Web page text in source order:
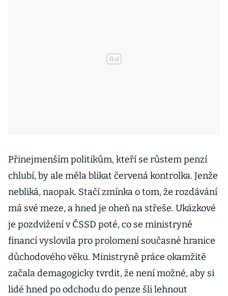
Přinejmenším politikům, kteří se růstem penzí
chlubí, by ale měla blikat červená kontrolka. Jenže
nebliká, naopak. Stačí zmínka o tom, že rozdávání
má své meze, a hned je oheň na střeše. Ukázkové
je pozdvižení v ČSSD poté, co se ministryně
financí vyslovila pro prolomení současné hranice
důchodového věku. Ministryně práce okamžitě
začala demagogicky tvrdit, že není možné, aby si
lidé hned po odchodu do penze šli lehnout